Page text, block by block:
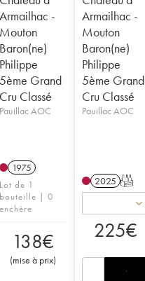
Armailhac -
Mouton
Baron(ne)
Philippe
5ème Grand
Cru Classé
Pauillac AOC
1975
Lot de 1
bouteille | 0
enchère
138€
(mise à prix)
Armailhac -
Mouton
Baron(ne)
Philippe
5ème Grand
Cru Classé
Pauillac AOC
2025 T
225€